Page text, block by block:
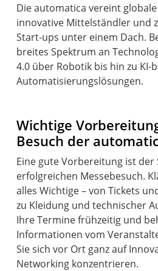
Die automatica vereint
innovative Mittelständler und
Start-ups unter einem Dach.
breites Spektrum an
4.0 über Robotik bis hin zu KI-
Automatisierungslösungen.
Wichtige
Besuch der
Eine gute Vorbereitung ist der
erfolgreichen Messebesuch.
alles Wichtige – von Tickets
zu Kleidung und technischer
Ihre Termine frühzeitig und
Informationen vom
Sie sich vor Ort ganz auf
Networking konzentrieren.